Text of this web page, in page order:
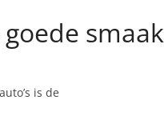
smaak
is de